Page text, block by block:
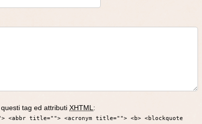
tag ed attributi XHTML :
<abbr title=""> <acronym title=""> <b> <blockquote